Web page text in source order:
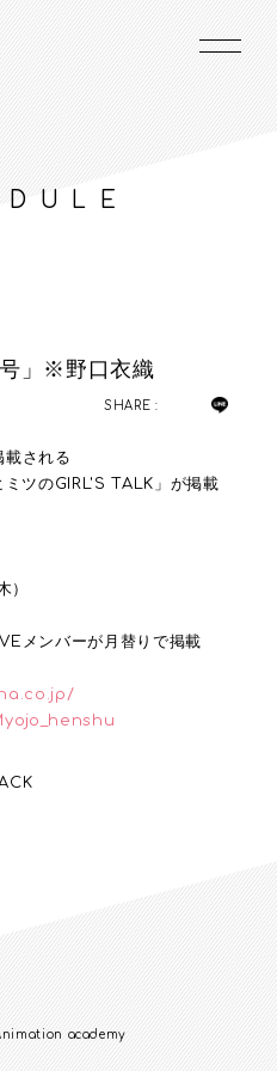
」※野口衣織
SHARE :
載される
ツのGIRL'S TALK」が掲載
）
メンバーが月替りで掲載
academy